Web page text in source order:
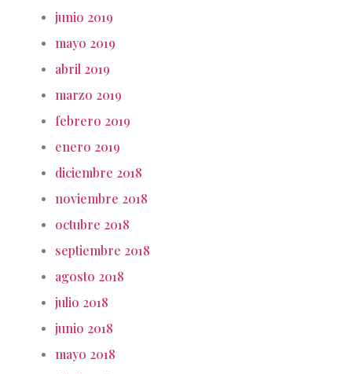
junio 2019
mayo 2019
abril 2019
marzo 2019
febrero 2019
enero 2019
diciembre 2018
noviembre 2018
octubre 2018
septiembre 2018
agosto 2018
julio 2018
junio 2018
mayo 2018